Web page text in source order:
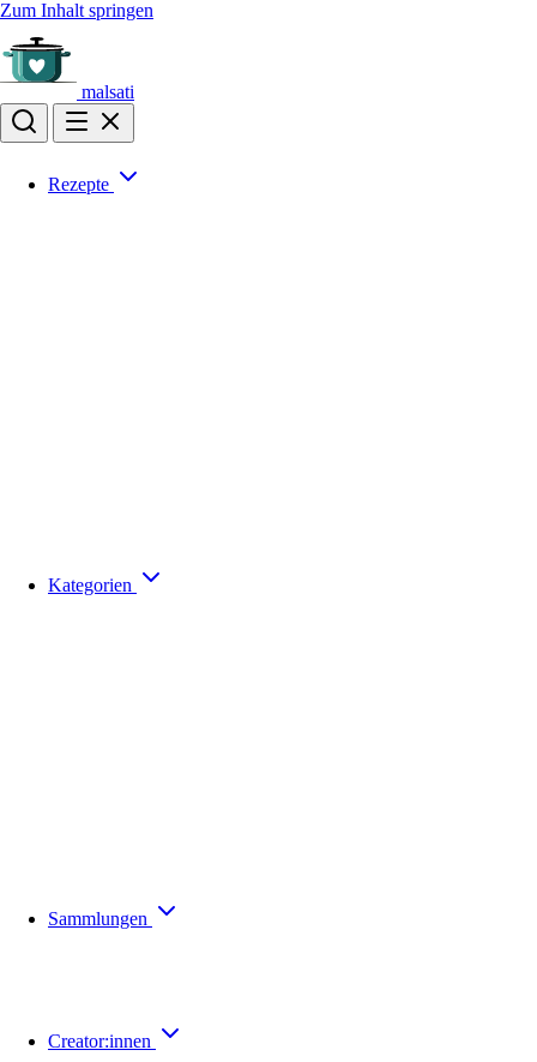
Zum Inhalt springen
malsati
Rezepte
Kategorien
Sammlungen
Creator:innen